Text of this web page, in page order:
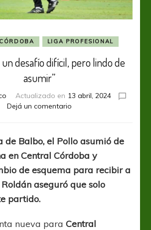
LIGA PROFESIONAL
un desafío difícil, pero lindo de
asumir”
Actualizado en 13 abril, 2024
Dejá un comentario
un
desafío
difícil,
pero
de
de Balbo, el Pollo asumió de
en Central Córdoba y
de esquema para recibir a
Roldán aseguró que solo
partido.
nueva paraCentral